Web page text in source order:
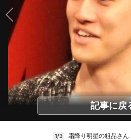
記事に戻
1/3 霜降り明星の粗品さん